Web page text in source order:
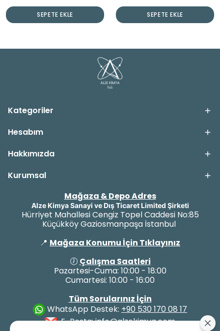
SEPETE EKLE SEPETE EKLE
Kategoriler
Hesabım
Hakkımızda
Kurumsal
Mağaza & Depo Adres
Alze Kimya Sanayi ve Dış Ticaret Limited Şirketi
Hürriyet Mahallesi Cengiz Topel Caddesi No:85
Küçükköy Gaziosmanpaşa İstanbul
📍 Mağaza Konumu İçin Tıklayınız
🕖 Çalışma Saatleri
Pazartesi-Cuma: 10:00 - 18:00
Cumartesi: 10:00 - 16:00
Tüm Sorularınız İçin
WhatsApp Destek: +90 530 170 08 17
E-Posta:info@alzekimya.com